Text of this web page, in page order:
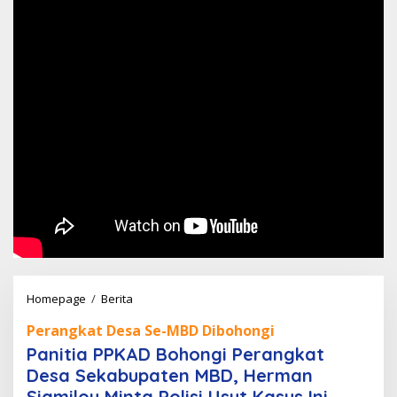
Homepage / Berita
Bohongi
Perangkat
Desa
Perangkat Desa Se-MBD Dibohongi
Panitia PPKAD Bohongi Perangkat
Desa Sekabupaten MBD, Herman